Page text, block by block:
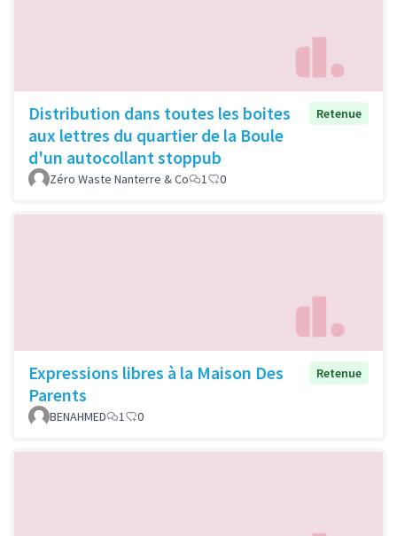
Distribution dans toutes les boites
aux lettres du quartier de la Boule
d'un autocollant stoppub
Retenue
Zéro Waste Nanterre & Co 1 0
Expressions libres à la Maison Des
Parents
Retenue
BENAHMED 1 0